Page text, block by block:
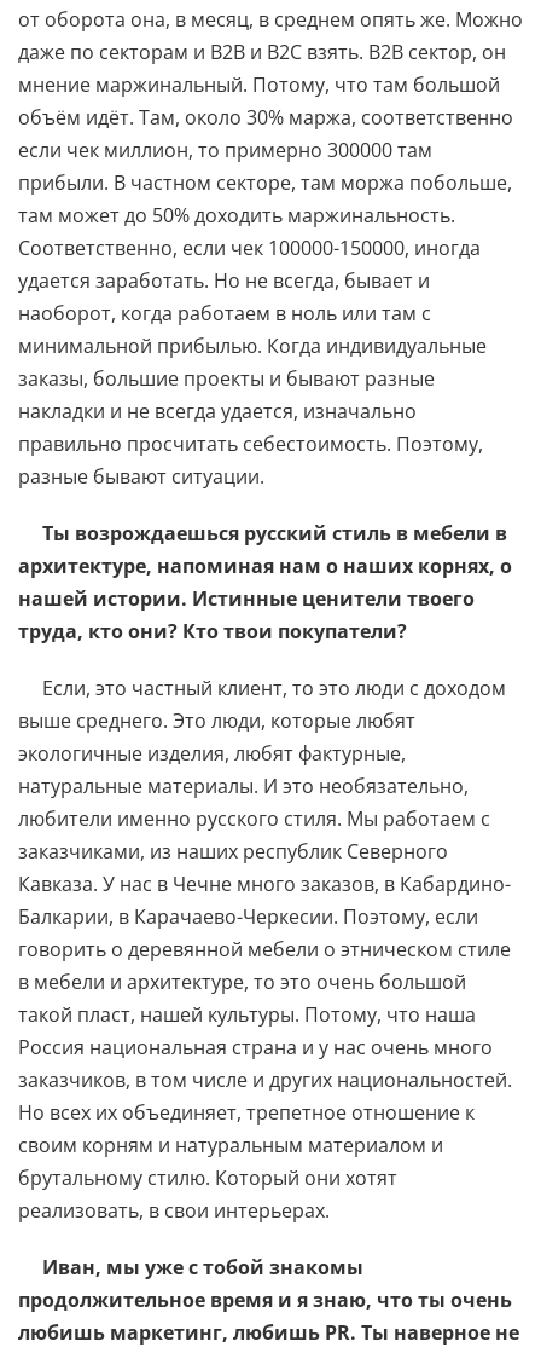
от оборота она, в месяц, в среднем опять же. Можно
даже по секторам и В2В и В2С взять. В2В сектор, он
мнение маржинальный. Потому, что там большой
объём идёт. Там, около 30% маржа, соответственно
если чек миллион, то примерно 300000 там
прибыли. В частном секторе, там моржа побольше,
там может до 50% доходить маржинальность.
Соответственно, если чек 100000-150000, иногда
удается заработать. Но не всегда, бывает и
наоборот, когда работаем в ноль или там с
минимальной прибылью. Когда индивидуальные
заказы, большие проекты и бывают разные
накладки и не всегда удается, изначально
правильно просчитать себестоимость. Поэтому,
разные бывают ситуации.
Ты возрождаешься русский стиль в мебели в
архитектуре, напоминая нам о наших корнях, о
нашей истории. Истинные ценители твоего
труда, кто они? Кто твои покупатели?
Если, это частный клиент, то это люди с доходом
выше среднего. Это люди, которые любят
экологичные изделия, любят фактурные,
натуральные материалы. И это необязательно,
любители именно русского стиля. Мы работаем с
заказчиками, из наших республик Северного
Кавказа. У нас в Чечне много заказов, в Кабардино-
Балкарии, в Карачаево-Черкесии. Поэтому, если
говорить о деревянной мебели о этническом стиле
в мебели и архитектуре, то это очень большой
такой пласт, нашей культуры. Потому, что наша
Россия национальная страна и у нас очень много
заказчиков, в том числе и других национальностей.
Но всех их объединяет, трепетное отношение к
своим корням и натуральным материалом и
брутальному стилю. Который они хотят
реализовать, в свои интерьерах.
Иван, мы уже с тобой знакомы
продолжительное время и я знаю, что ты очень
любишь маркетинг, любишь PR. Ты наверное не